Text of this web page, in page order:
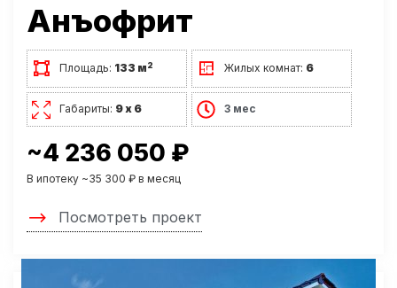
Анъофрит
Площадь: 133 м2 Жилых комнат: 6
Габариты: 9 х 6 3 мес
~4 236 050 ₽
В ипотеку ~35 300 ₽ в месяц
Посмотреть проект